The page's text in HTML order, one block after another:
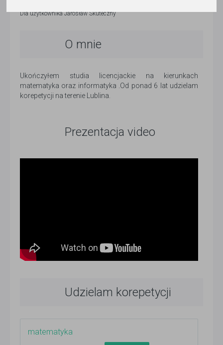
Dla użytkownikaJarosław Skuteczny
O mnie
Ukończyłem studia licencjackie na kierunkach
matematyka oraz informatyka .Od ponad 6 lat udzielam
korepetycji na terenie Lublina.
Prezentacja video
Udzielam korepetycji
matematyka